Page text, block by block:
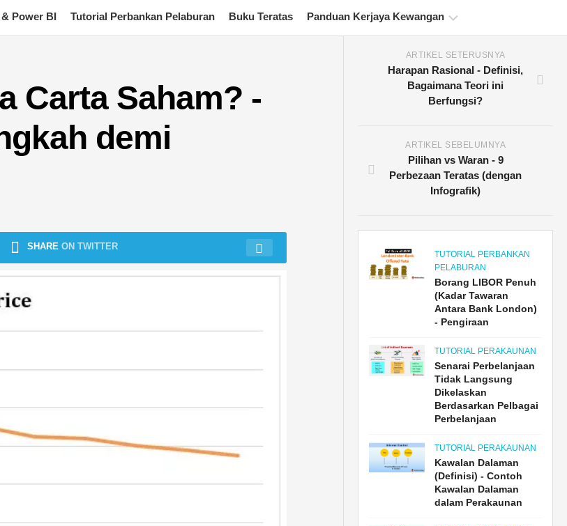
Power BI Tutorial Perbankan Pelaburan Buku Teratas Panduan Kerjaya Kewangan
Pengurusan
Carta Saham? -
demi
SHARE ON TWITTER
ARTIKEL SETERUSNYA
Harapan Rasional - Definisi,
Bagaimana Teori ini
Berfungsi?
ARTIKEL SEBELUMNYA
Pilihan vs Waran - 9
Perbezaan Teratas (dengan
Infografik)
TUTORIAL PERBANKAN
PELABURAN
Borang LIBOR Penuh
(Kadar Tawaran
Antara Bank London)
- Pengiraan
TUTORIAL PERAKAUNAN
Senarai Perbelanjaan
Tidak Langsung
Dikelaskan
Berdasarkan Pelbagai
Perbelanjaan
TUTORIAL PERAKAUNAN
Kawalan Dalaman
(Definisi) - Contoh
Kawalan Dalaman
dalam Perakaunan